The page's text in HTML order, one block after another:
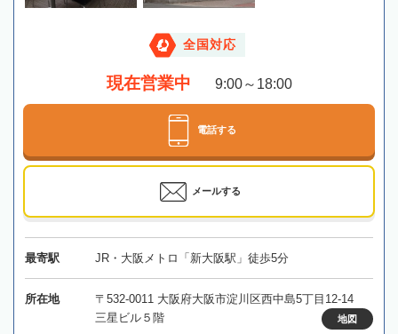
全国対応
現在営業中 9:00～18:00
電話する
メールする
最寄駅 JR・大阪メトロ「新大阪駅」徒歩5分
所在地
〒532-0011 大阪府大阪市淀川区西中島5丁目12-14
三星ビル５階
地図